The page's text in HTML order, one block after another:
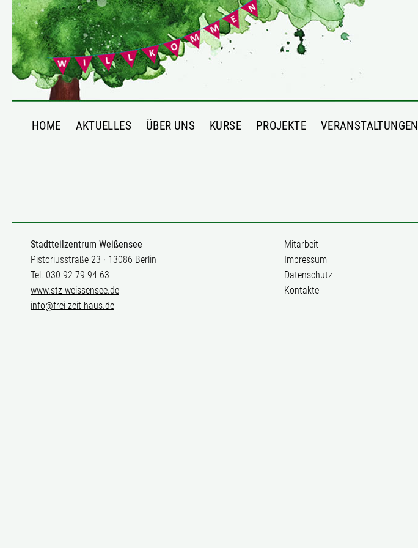
HOME AKTUELLES ÜBER UNS KURSE PROJEKTE VERANSTALTUNGEN
Stadtteilzentrum Weißensee
Pistoriusstraße 23 · 13086 Berlin
Tel. 030 92 79 94 63
www.stz-weissensee.de
info@frei-zeit-haus.de
Mitarbeit
Impressum
Datenschutz
Kontakte